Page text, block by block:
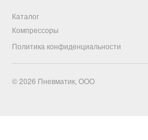
Каталог
Компрессоры
Политика конфиденциальности
© 2026 Пневматик, ООО